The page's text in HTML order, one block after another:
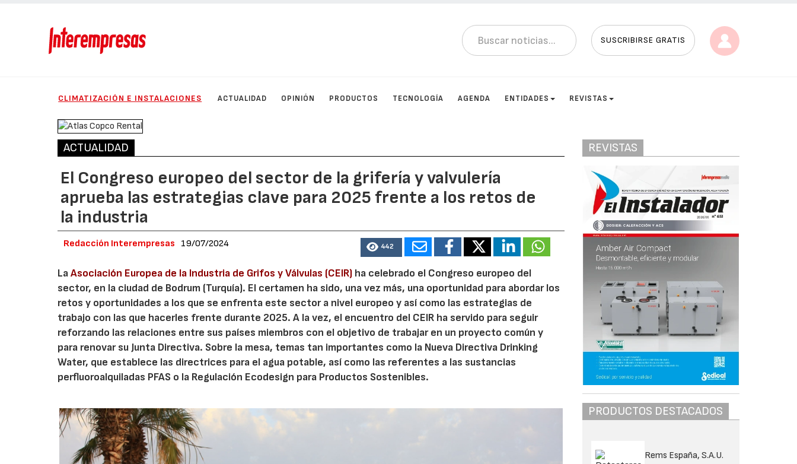
SUSCRIBIRSE GRATIS
CLIMATIZACIÓN E INSTALACIONES ACTUALIDAD OPINIÓN PRODUCTOS TECNOLOGÍA AGENDA ENTIDADES REVISTAS
ACTUALIDAD
El Congreso europeo del sector de la grifería y valvulería
aprueba las estrategias clave para 2025 frente a los retos de
la industria
Redacción Interempresas 19/07/2024 442
LaAsociación Europea de la Industria de Grifos y Válvulas (CEIR) ha celebrado el Congreso europeo del
sector, en la ciudad de Bodrum (Turquía). El certamen ha sido, una vez más, una oportunidad para abordar los
retos y oportunidades a los que se enfrenta este sector a nivel europeo y así como las estrategias de
trabajo con las que hacerles frente durante 2025. A la vez, el encuentro del CEIR ha servido para seguir
reforzando las relaciones entre sus países miembros con el objetivo de trabajar en un proyecto común y
para renovar su Junta Directiva. Sobre la mesa, temas tan importantes como la Nueva Directiva Drinking
Water, que establece las directrices para el agua potable, así como las referentes a las sustancias
perfluoroalquiladas PFAS o la Regulación Ecodesign para Productos Sostenibles.
REVISTAS
PRODUCTOS DESTACADOS
Rems España, S.A.U.